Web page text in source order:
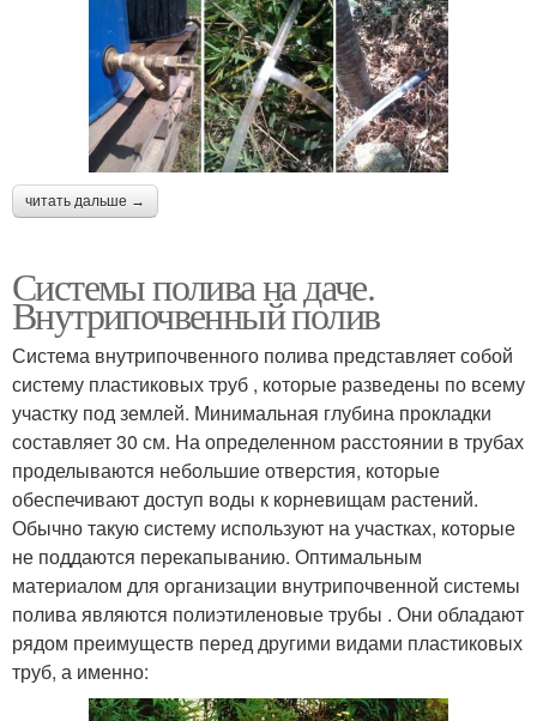
читать дальше →
Системы полива на даче.
Внутрипочвенный полив
Система внутрипочвенного полива представляет собой
систему пластиковых труб , которые разведены по всему
участку под землей. Минимальная глубина прокладки
составляет 30 см. На определенном расстоянии в трубах
проделываются небольшие отверстия, которые
обеспечивают доступ воды к корневищам растений.
Обычно такую систему используют на участках, которые
не поддаются перекапыванию. Оптимальным
материалом для организации внутрипочвенной системы
полива являются полиэтиленовые трубы . Они обладают
рядом преимуществ перед другими видами пластиковых
труб, а именно: